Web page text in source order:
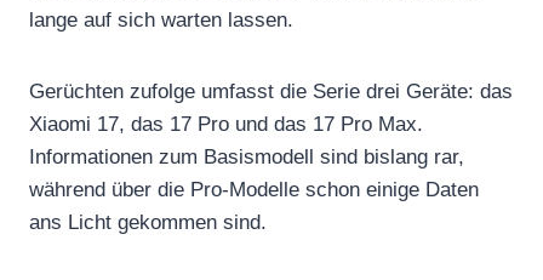
lange auf sich warten lassen.
Gerüchten zufolge umfasst die Serie drei Geräte: das
Xiaomi 17, das 17 Pro und das 17 Pro Max.
Informationen zum Basismodell sind bislang rar,
während über die Pro-Modelle schon einige Daten
ans Licht gekommen sind.